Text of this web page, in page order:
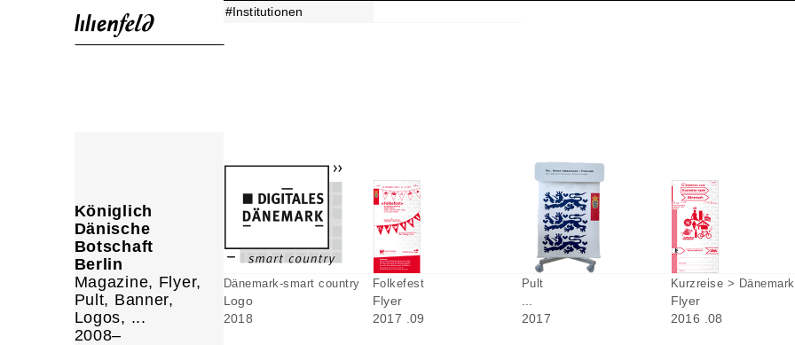
#Institutionen
Königlich
Dänische
Botschaft
Berlin
Magazine, Flyer,
Pult, Banner,
Logos, ...
2008–
Dänemark-smart country
Logo
2018
Folkefest
Flyer
2017 .09
Pult
2017
Kurzreise > Dänemark
Flyer
2016 .08